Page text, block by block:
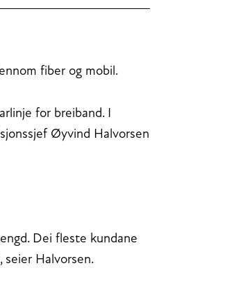
fiber og mobil.
for breiband. I
Øyvind Halvorsen
Dei fleste kundane
Halvorsen.